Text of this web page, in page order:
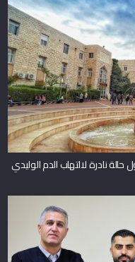
نادرة لالتهاب الدم الوليدي